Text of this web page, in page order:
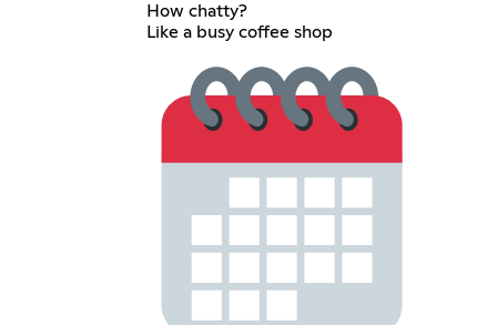
How chatty?
Like a busy coffee shop